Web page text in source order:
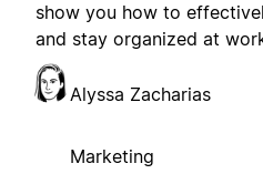
show you how to
and stay organized at
Alyssa Zacharias
Marketing